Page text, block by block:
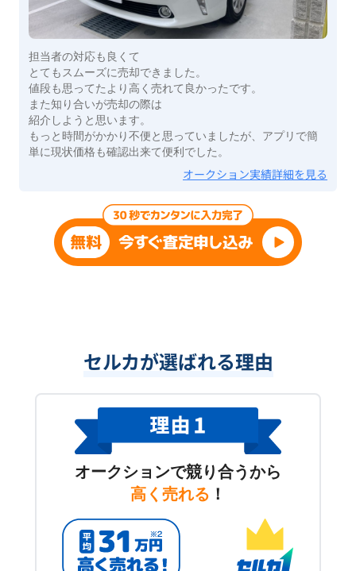
担当者の対応も良くて
とてもスムーズに売却できました。
値段も思ってたより高く売れて良かったです。
また知り合いが売却の際は
紹介しようと思います。
もっと時間がかかり不便と思っていましたが、アプリで簡
単に現状価格も確認出来て便利でした。
オークション実績詳細を見る
セルカが選ばれる理由
オークションで競り合うから
高く売れる ！